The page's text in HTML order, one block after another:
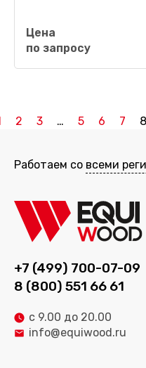
Калибровально-
BSG2313 R-R-P
(стальной, резиновый
прижима
Цена
по запросу
2 3 … 5 6 7 8
Работаем со всеми
+7 (499) 700-07-09
8 (800) 551 66 61
с 9.00 до 20.00
info@equiwood.ru